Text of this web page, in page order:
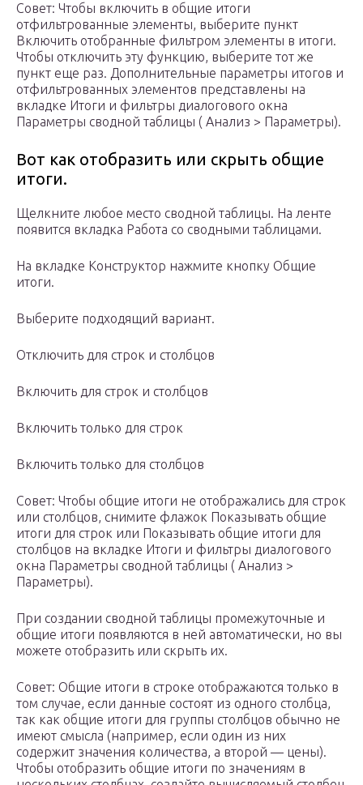
Совет: Чтобы включить в общие итоги
отфильтрованные элементы, выберите пункт
Включить отобранные фильтром элементы в итоги.
Чтобы отключить эту функцию, выберите тот же
пункт еще раз. Дополнительные параметры итогов и
отфильтрованных элементов представлены на
вкладке Итоги и фильтры диалогового окна
Параметры сводной таблицы ( Анализ > Параметры).
Вот как отобразить или скрыть общие
итоги.
Щелкните любое место сводной таблицы. На ленте
появится вкладка Работа со сводными таблицами.
На вкладке Конструктор нажмите кнопку Общие
итоги.
Выберите подходящий вариант.
Отключить для строк и столбцов
Включить для строк и столбцов
Включить только для строк
Включить только для столбцов
Совет: Чтобы общие итоги не отображались для строк
или столбцов, снимите флажок Показывать общие
итоги для строк или Показывать общие итоги для
столбцов на вкладке Итоги и фильтры диалогового
окна Параметры сводной таблицы ( Анализ >
Параметры).
При создании сводной таблицы промежуточные и
общие итоги появляются в ней автоматически, но вы
можете отобразить или скрыть их.
Совет: Общие итоги в строке отображаются только в
том случае, если данные состоят из одного столбца,
так как общие итоги для группы столбцов обычно не
имеют смысла (например, если один из них
содержит значения количества, а второй — цены).
Чтобы отобразить общие итоги по значениям в